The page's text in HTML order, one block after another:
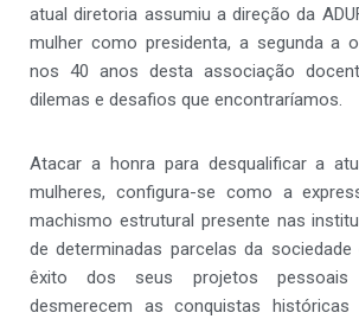
atual diretoria assumiu a direção da
mulher como presidenta, a segunda a
nos 40 anos desta associação
dilemas e desafios que encontraríamos.
Atacar a honra para desqualificar a
mulheres, configura-se como a
machismo estrutural presente nas
de determinadas parcelas da
êxito dos seus projetos pessoais
desmerecem as conquistas históricas